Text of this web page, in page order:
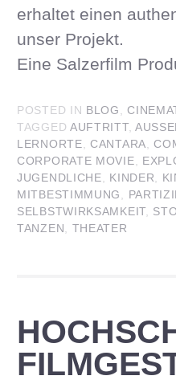
erhaltet einen
unser Projekt.
Eine Salzerfilm
POSTED IN BLOG ,
TAGGED AUFTRITT,
ERNORTE
,CANTARA ,
CORPORATE MOVIE
JUGENDLICHE
KINDER
MITBESTIMMUNG
SELBSTWIRKSAMKEIT,
TANZEN
THEATER